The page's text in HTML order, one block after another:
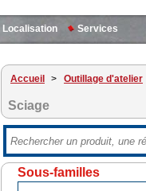
Localisation Services
Accueil > Outillage d'atelier
Sciage
Sous-familles